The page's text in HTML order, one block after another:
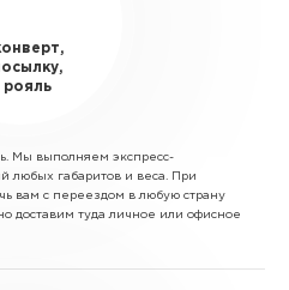
рояль
Мы выполняем экспресс-
любых габаритов и веса. При
вам с переездом в любую страну
доставим туда личное или офисное